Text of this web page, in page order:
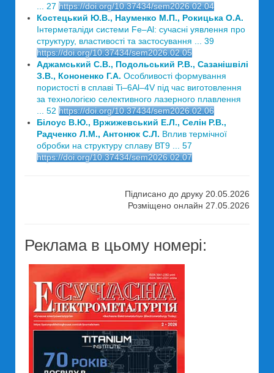
... 27 https://doi.org/10.37434/sem2026.02.04
Костецький Ю.В., Науменко М.П., Рокицька О.А.
Інтерметаліди системи Fe–Al: сучасні уявлення про
структуру, властивості та застосування ... 39
https://doi.org/10.37434/sem2026.02.05
Аджамський C.В., Подольський Р.В., Сазанішвілі
З.В., Кононенко Г.А. Особливості формування
пористості в сплаві Ti–6Al–4V під час виготовлення
за технологією селективного лазерного плавлення
... 52 https://doi.org/10.37434/sem2026.02.06
Білоус В.Ю., Вржижевський Е.Л., Селін Р.В.,
Радченко Л.М., Антонюк С.Л. Вплив термічної
обробки на структуру сплаву ВТ9 ... 57
https://doi.org/10.37434/sem2026.02.07
Підписано до друку 20.05.2026
Розміщено онлайн 27.05.2026
Реклама в цьому номері: